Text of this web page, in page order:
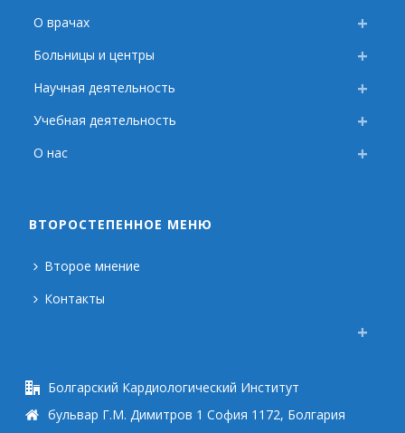
О врачах
Больницы и центры
Научная деятельность
Учебная деятельность
О нас
ВТОРОСТЕПЕННОЕ МЕНЮ
Второе мнение
Контакты
Болгарский Кардиологический Институт
бульвар Г.М. Димитров 1 София 1172, Болгария